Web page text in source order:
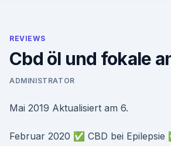
REVIEWS
Cbd öl und fokale
ADMINISTRATOR
Mai 2019 Aktualisiert am 6.
Februar 2020 ✅ CBD bei Epilepsie